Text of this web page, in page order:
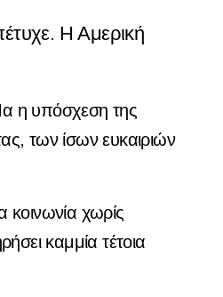
Η Αμερική
η υπόσχεση της
των ίσων ευκαιριών
κοινωνία χωρίς
καμμία τέτοια